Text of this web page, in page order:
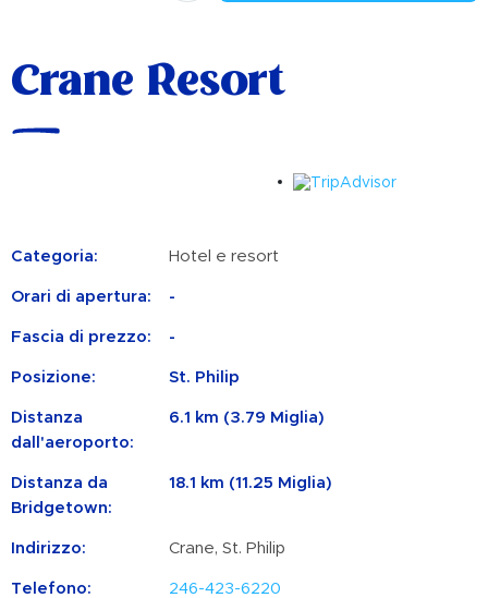
Crane Resort
Categoria: Hotel e resort
Orari di apertura: -
Fascia di prezzo: -
Posizione: St. Philip
Distanza
dall'aeroporto:
6.1 km (3.79 Miglia)
Distanza da
Bridgetown:
18.1 km (11.25 Miglia)
Indirizzo: Crane, St. Philip
Telefono: 246-423-6220